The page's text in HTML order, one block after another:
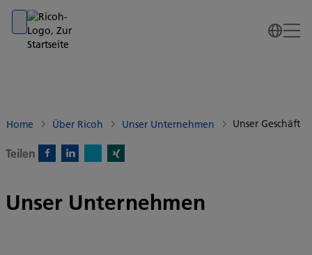
Go to banner
Go to content
Go to footer
Home Über Ricoh Unser Unternehmen Unser Geschäft
Teilen
Unser Unternehmen